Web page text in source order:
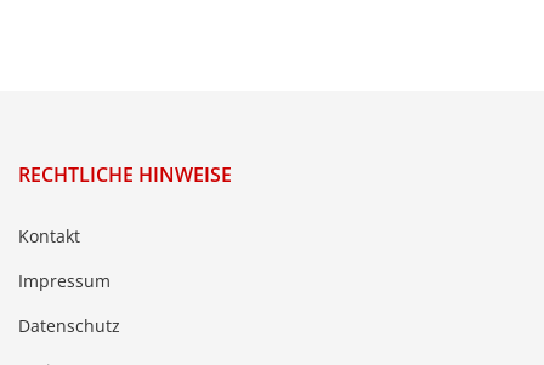
RECHTLICHE HINWEISE
Kontakt
Impressum
Datenschutz